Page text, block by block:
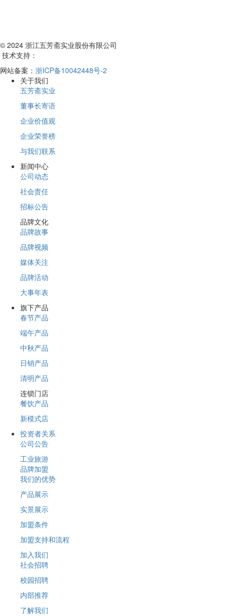
© 2024 浙江五芳斋实业股份有限公司
技术支持：
网站备案： 浙ICP备10042448号-2
关于我们
五芳斋实业
董事长寄语
企业价值观
企业荣誉榜
与我们联系
新闻中心
公司动态
社会责任
招标公告
品牌文化
品牌故事
品牌视频
媒体关注
品牌活动
大事年表
旗下产品
春节产品
端午产品
中秋产品
日销产品
清明产品
连锁门店
餐饮产品
新模式店
投资者关系
公司公告
工业旅游
品牌加盟
我们的优势
产品展示
实景展示
加盟条件
加盟支持和流程
加入我们
社会招聘
校园招聘
内部推荐
了解我们